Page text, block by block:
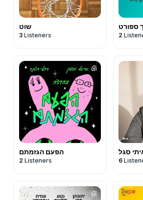
שוט
3 Listeners
ספורט
2
הפעם הגזמתם
2 Listeners
סגל
6